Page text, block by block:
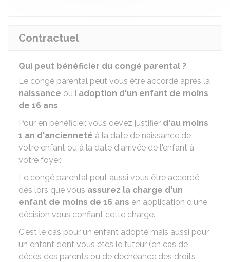
Contractuel
Qui peut bénéficier du congé parental ?
Le congé parental peut vous être accordé après la
naissance ou l'adoption d'un enfant de moins
de 16 ans.
Pour en bénéficier, vous devez justifier d'au moins
1 an d'ancienneté à la date de naissance de
votre enfant ou à la date d'arrivée de l'enfant à
votre foyer.
Le congé parental peut aussi vous être accordé
dès lors que vous assurez la charge d'un
enfant de moins de 16 ans en application d'une
décision vous confiant cette charge.
C'est le cas pour un enfant adopté mais aussi pour
un enfant dont vous êtes le tuteur (en cas de
décès des parents ou de déchéance des droits